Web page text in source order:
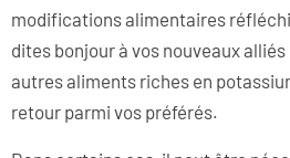
modifications alimentaires
dites bonjour à vos nouveaux
autres aliments riches en
retour parmi vos préférés.